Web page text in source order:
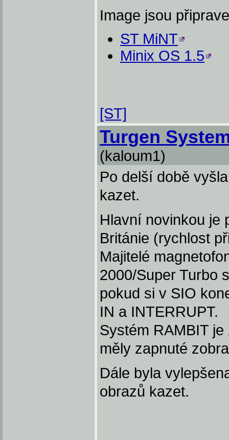
Image jsou
ST MiNT
Minix OS 1.5
[ST]
Turgen
(kaloum1)
Po delší době
kazet.
Hlavní novinkou je
Británie (rychlost
Majitelé
2000/Super Turbo
pokud si v SIO
IN a INTERRUPT.
Systém RAMBIT
měly zapnuté
Dále byla
obrazů kazet.